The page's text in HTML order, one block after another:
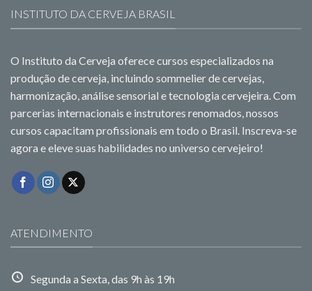
INSTITUTO DA CERVEJA BRASIL
O Instituto da Cerveja oferece cursos especializados na
produção de cerveja, incluindo sommelier de cervejas,
harmonização, análise sensorial e tecnologia cervejeira. Com
parcerias internacionais e instrutores renomados, nossos
cursos capacitam profissionais em todo o Brasil. Inscreva-se
agora e eleve suas habilidades no universo cervejeiro!
ATENDIMENTO
Segunda a Sexta, das 9h às 19h